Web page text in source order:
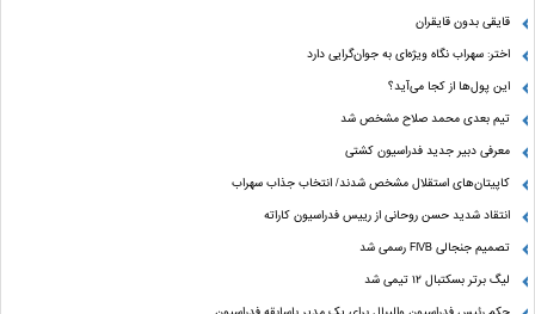
قایقی بدون قایقران
اختر: سهراب نگاه ویژه‌ای به جوان‌گرایی دارد
این پول‌ها از کجا می‌آید؟
تیم بعدی محمد صلاح مشخص شد
معرفی دبیر جدید فدراسیون کشتی
کاپیتان‌های استقلال مشخص شدند/ انتخاب جذاب سهراب
انتقاد شدید حسن روحانی از رییس فدراسیون کاراته
تصمیم جنجالی FIVB رسمی شد
لیگ برتر بسکتبال ۱۲ تیمی شد